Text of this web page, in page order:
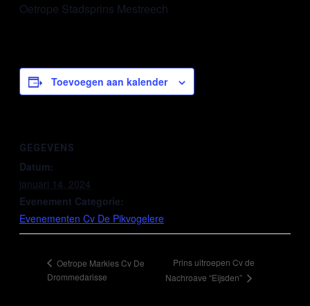
Oetrope Stadsprins Mestreech
Toevoegen aan kalender
GEGEVENS
Datum:
januari 14, 2024
Evenement Categorie:
Evenementen Cv De Pikvogelere
Oetrope Markies Cv De
Drommedarisse
Prins uitroepen Cv de
Nachroave “Eijsden”